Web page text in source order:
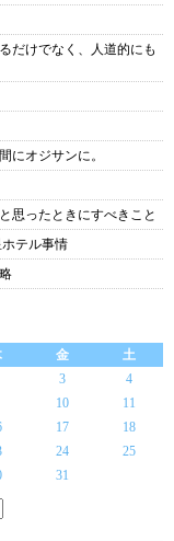
だけでなく、人道的にも
にオジサンに。
思ったときにすべきこと
テル事情
金
土
3
4
10
11
17
18
24
25
31